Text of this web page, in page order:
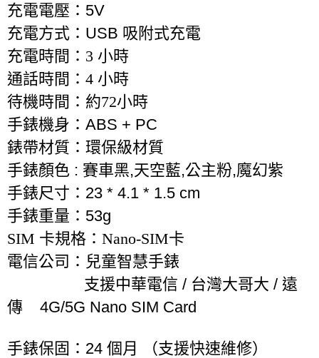
充電電壓： 5V
充電方式： USB 吸附式充電
充電時間：3 小時
通話時間：4 小時
待機時間：約72小時
手錶機身： ABS + PC
錶帶材質：環保級材質
手錶顏色 : 賽車黑,天空藍,公主粉,魔幻紫
手錶尺寸： 23 * 4.1 * 1.5 cm
手錶重量： 53g
SIM 卡規格：Nano-SIM卡
電信公司：兒童智慧手錶
支援中華電信 / 台灣大哥大 / 遠
傳
4G/5G Nano SIM Card
手錶保固： 24 個月
（支援快速維修）